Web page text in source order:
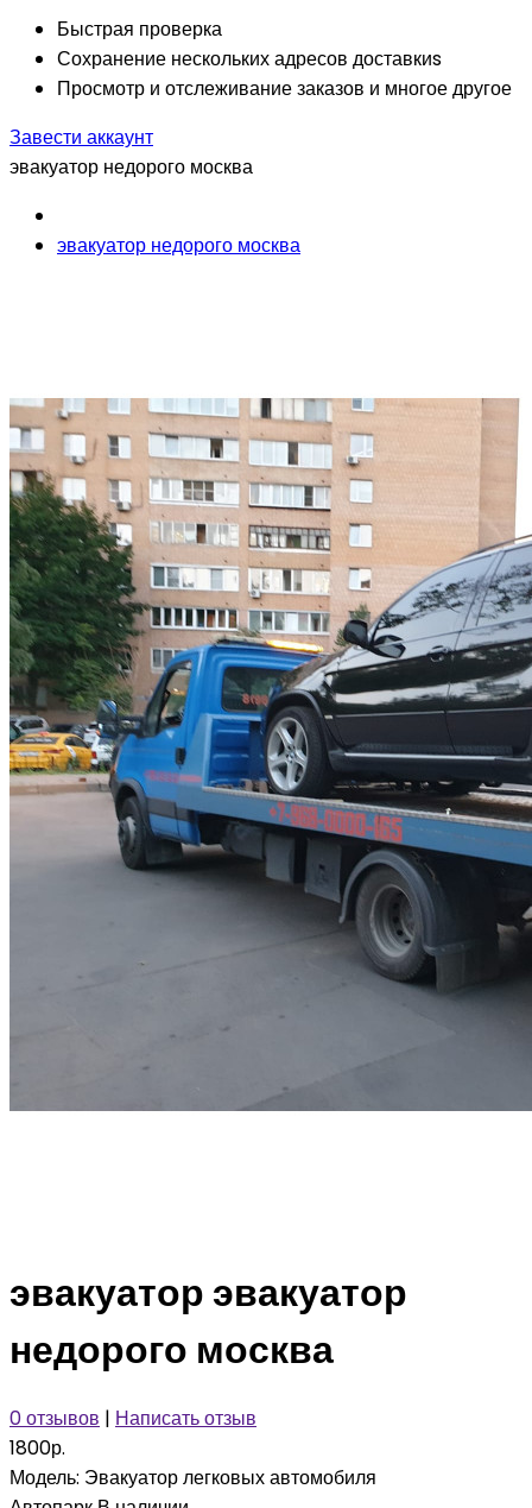
Быстрая проверка
Сохранение нескольких адресов доставкиs
Просмотр и отслеживание заказов и многое другое
Завести аккаунт
эвакуатор недорого москва
эвакуатор недорого москва
эвакуатор эвакуатор
недорого москва
0 отзывов | Написать отзыв
1800р.
Модель: Эвакуатор легковых автомобиля